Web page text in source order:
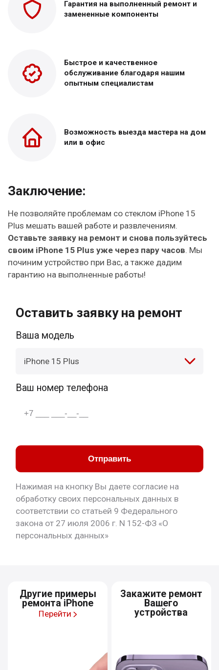
Гарантия на выполненный ремонт и
замененные компоненты
Быстрое и качественное
обслуживание благодаря нашим
опытным специалистам
Возможность выезда мастера на дом
или в офис
Заключение:
Не позволяйте проблемам со стеклом iPhone 15
Plus мешать вашей работе и развлечениям.
Оставьте заявку на ремонт и снова пользуйтесь
своим iPhone 15 Plus уже через пару часов . Мы
починим устройство при Вас, а также дадим
гарантию на выполненные работы!
Оставить заявку на ремонт
Ваша модель
iPhone 15 Plus
Ваш номер телефона
Отправить
Нажимая на кнопку Вы даете согласие на
обработку своих персональных данных в
соответствии со статьей 9 Федерального
закона от 27 июля 2006 г. N 152-ФЗ «О
персональных данных»
Другие примеры
ремонта iPhone
Перейти
Закажите ремонт
Вашего
устройства